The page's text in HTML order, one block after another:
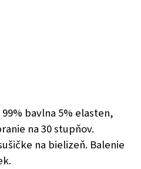
bavlna 5% elasten,
na 30 stupňov.
na bielizeň. Balenie